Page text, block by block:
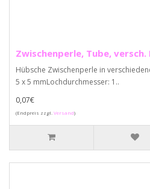
Zwischenperle, Tube, versch.
Hübsche Zwischenperle in
5 x 5 mmLochdurchmesser: 1..
0,07€
(Endpreis zzgl.Versand)